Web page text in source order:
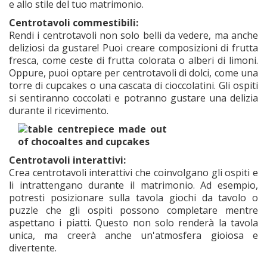
e allo stile del tuo matrimonio.
Centrotavoli commestibili:
Rendi i centrotavoli non solo belli da vedere, ma anche
deliziosi da gustare! Puoi creare composizioni di frutta
fresca, come ceste di frutta colorata o alberi di limoni.
Oppure, puoi optare per centrotavoli di dolci, come una
torre di cupcakes o una cascata di cioccolatini. Gli ospiti
si sentiranno coccolati e potranno gustare una delizia
durante il ricevimento.
Centrotavoli interattivi:
Crea centrotavoli interattivi che coinvolgano gli ospiti e
li intrattengano durante il matrimonio. Ad esempio,
potresti posizionare sulla tavola giochi da tavolo o
puzzle che gli ospiti possono completare mentre
aspettano i piatti. Questo non solo renderà la tavola
unica, ma creerà anche un'atmosfera gioiosa e
divertente.